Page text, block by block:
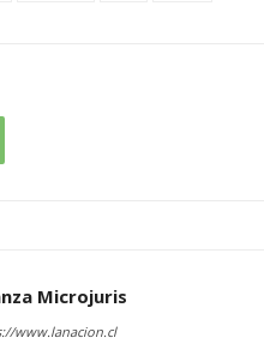
Microjuris
www.lanacion.cl